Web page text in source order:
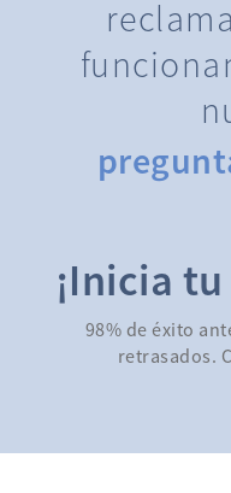
¡Inicia
98% de éxito
retrasados.